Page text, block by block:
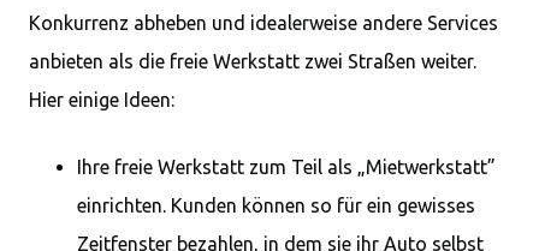
Konkurrenz abheben und idealerweise andere Services
anbieten als die freie Werkstatt zwei Straßen weiter.
Hier einige Ideen:
Ihre freie Werkstatt zum Teil als „Mietwerkstatt”
einrichten. Kunden können so für ein gewisses
Zeitfenster bezahlen, in dem sie ihr Auto selbst